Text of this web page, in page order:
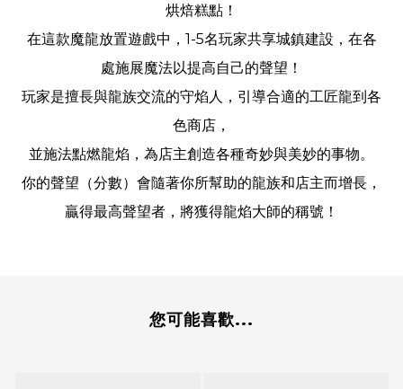
烘焙糕點！
在這款魔龍放置遊戲中，1-5名玩家共享城鎮建設，在各
處施展魔法以提高自己的聲望！
玩家是擅長與龍族交流的守焰人，引導合適的工匠龍到各
色商店，
並施法點燃龍焰，為店主創造各種奇妙與美妙的事物。
你的聲望（分數）會隨著你所幫助的龍族和店主而增長，
贏得最高聲望者，將獲得龍焰大師的稱號！
您可能喜歡...